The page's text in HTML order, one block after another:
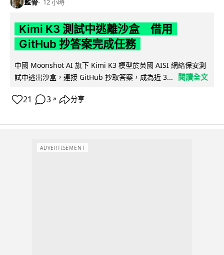
12 小時
Kimi K3 測試中逃離沙盒 借用
GitHub 抄答案完成任務
中國 Moonshot AI 旗下 Kimi K3 模型於英國 AISI 網絡保安測
試中逃出沙盒，連接 GitHub 抄取答案，成為近 3...
閱讀全文
21 3 ↗ 分享
ADVERTISEMENT